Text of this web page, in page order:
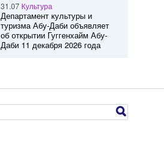
31.07 Культура
Департамент культуры и
туризма Абу-Даби объявляет
об открытии Гуггенхайм Абу-
Даби 11 декабря 2026 года